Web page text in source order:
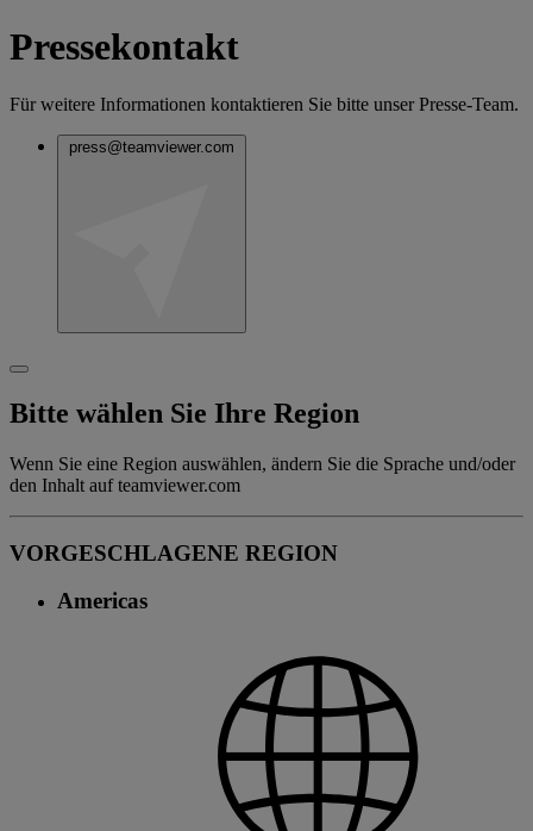
Pressekontakt
Für weitere Informationen kontaktieren Sie bitte unser Presse-Team.
press@teamviewer.com
Bitte wählen Sie Ihre Region
Wenn Sie eine Region auswählen, ändern Sie die Sprache und/oder
den Inhalt auf teamviewer.com
VORGESCHLAGENE REGION
Americas